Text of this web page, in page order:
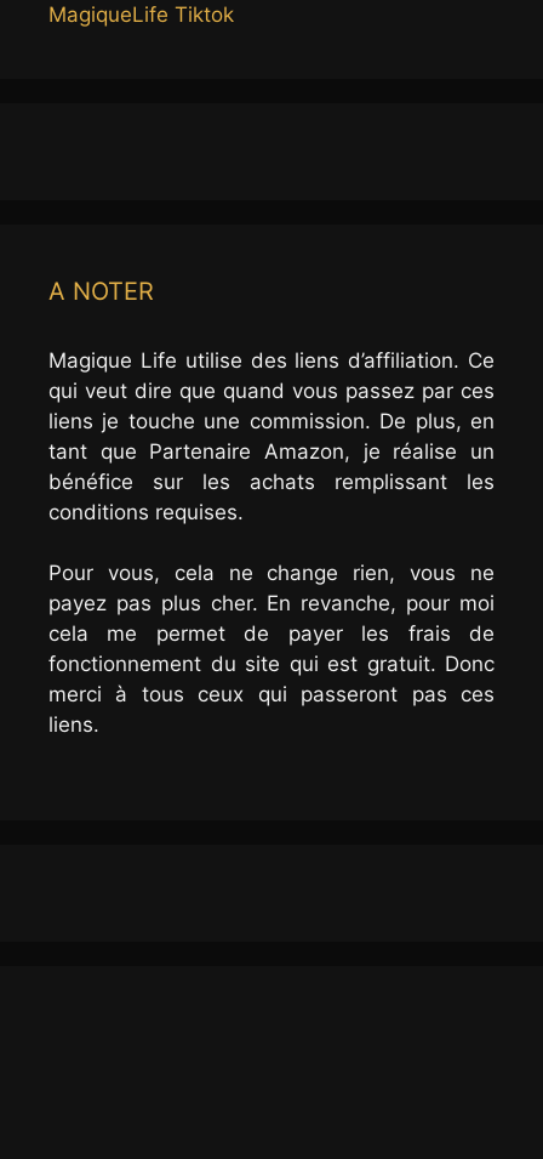
MagiqueLife Tiktok
A NOTER
Magique Life utilise des liens d’affiliation. Ce
qui veut dire que quand vous passez par ces
liens je touche une commission. De plus, en
tant que Partenaire Amazon, je réalise un
bénéfice sur les achats remplissant les
conditions requises.
Pour vous, cela ne change rien, vous ne
payez pas plus cher. En revanche, pour moi
cela me permet de payer les frais de
fonctionnement du site qui est gratuit. Donc
merci à tous ceux qui passeront pas ces
liens.